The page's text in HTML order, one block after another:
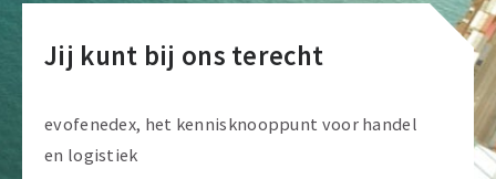
Jij kunt bij ons terecht
evofenedex, het kennisknooppunt voor handel
en logistiek